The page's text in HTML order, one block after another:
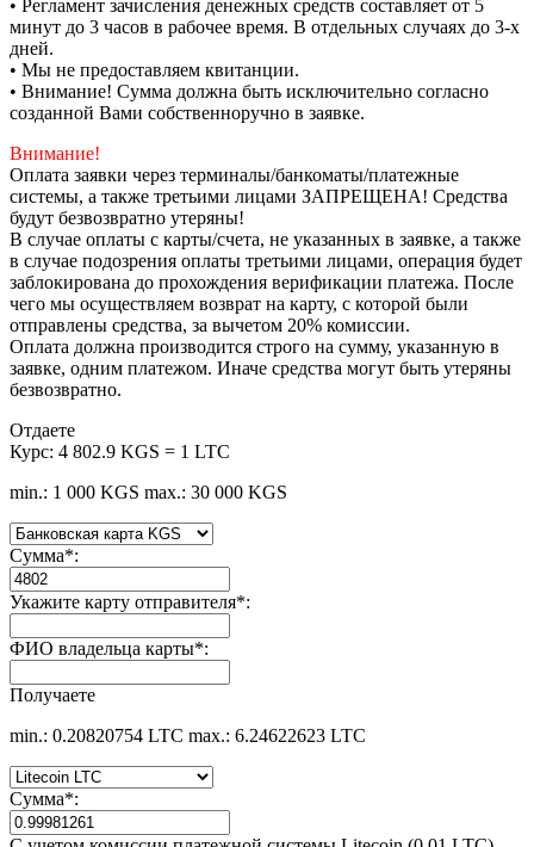
• Регламент зачисления денежных средств составляет от 5
минут до 3 часов в рабочее время. В отдельных случаях до 3-х
дней.
• Мы не предоставляем квитанции.
• Внимание! Сумма должна быть исключительно согласно
созданной Вами собственноручно в заявке.
Внимание!
Оплата заявки через терминалы/банкоматы/платежные
системы, а также третьими лицами ЗАПРЕЩЕНА! Средства
будут безвозвратно утеряны!
В случае оплаты с карты/счета, не указанных в заявке, а также
в случае подозрения оплаты третьими лицами, операция будет
заблокирована до прохождения верификации платежа. После
чего мы осуществляем возврат на карту, с которой были
отправлены средства, за вычетом 20% комиссии.
Оплата должна производится строго на сумму, указанную в
заявке, одним платежом. Иначе средства могут быть утеряны
безвозвратно.
Отдаете
Курс: 4 802.9 KGS = 1 LTC
min.: 1 000 KGS max.: 30 000 KGS
Сумма*:
Укажите карту отправителя*:
ФИО владельца карты*:
Получаете
min.: 0.20820754 LTC max.: 6.24622623 LTC
Сумма*: